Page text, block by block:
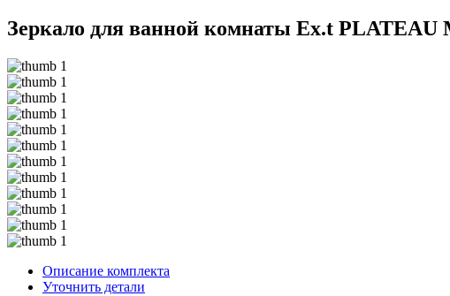
Зеркало для ванной комнаты Ex.t PLATEAU
Описание комплекта
Уточнить детали